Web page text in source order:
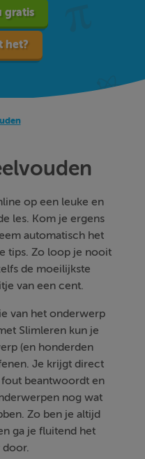
gratis
het?
op een leuke en
les. Kom je ergens
automatisch het
tips. Zo loop je nooit
de moeilijkste
van een cent.
van het onderwerp
Slimleren kun je
(en honderden
Je krijgt direct
fout beantwoordt en
nog wat
Zo ben je altijd
ga je fluitend het
door.